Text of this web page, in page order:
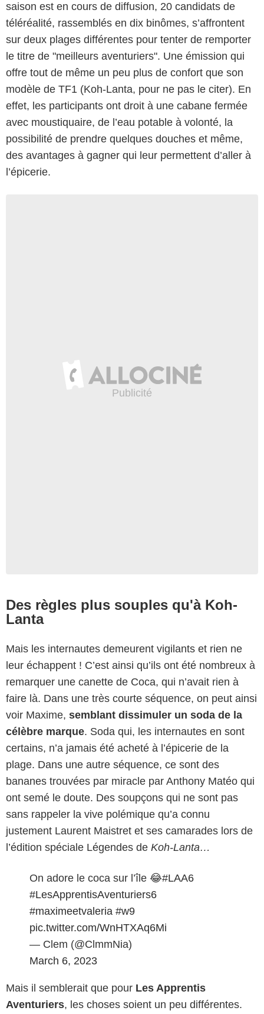
saison est en cours de diffusion, 20 candidats de
téléréalité, rassemblés en dix binômes, s’affrontent
sur deux plages différentes pour tenter de remporter
le titre de "meilleurs aventuriers". Une émission qui
offre tout de même un peu plus de confort que son
modèle de TF1 (Koh-Lanta, pour ne pas le citer). En
effet, les participants ont droit à une cabane fermée
avec moustiquaire, de l’eau potable à volonté, la
possibilité de prendre quelques douches et même,
des avantages à gagner qui leur permettent d’aller à
l’épicerie.
Des règles plus souples qu'à Koh-
Lanta
Mais les internautes demeurent vigilants et rien ne
leur échappent ! C’est ainsi qu’ils ont été nombreux à
remarquer une canette de Coca, qui n’avait rien à
faire là. Dans une très courte séquence, on peut ainsi
voir Maxime, semblant dissimuler un soda de la
célèbre marque. Soda qui, les internautes en sont
certains, n’a jamais été acheté à l’épicerie de la
plage. Dans une autre séquence, ce sont des
bananes trouvées par miracle par Anthony Matéo qui
ont semé le doute. Des soupçons qui ne sont pas
sans rappeler la vive polémique qu’a connu
justement Laurent Maistret et ses camarades lors de
l’édition spéciale Légendes de Koh-Lanta…
On adore le coca sur l’île 😂#LAA6
#LesApprentisAventuriers6
#maximeetvaleria #w9
pic.twitter.com/WnHTXAq6Mi
— Clem (@ClmmNia)
March 6, 2023
Mais il semblerait que pour Les Apprentis
Aventuriers, les choses soient un peu différentes.